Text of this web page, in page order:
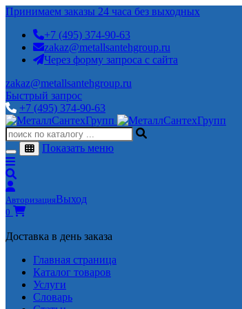
Принимаем заказы 24 часа без выходных
+7 (495) 374-90-63
zakaz@metallsantehgroup.ru
Через форму запроса с сайта
zakaz@metallsantehgroup.ru
Быстрый запрос
+7 (495) 374-90-63
Показать меню
АвторизацияВыход
0
Доставка в день заказа
Главная страница
Каталог товаров
Услуги
Словарь